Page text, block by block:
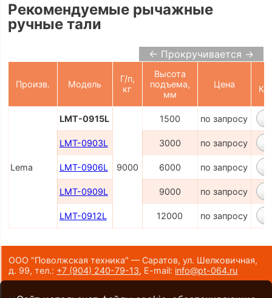
Рекомендуемые рычажные
ручные тали
← Прокручивается →
Произв. Модель
Г/п,
кг
Высота
подъема,
мм
Цена
Lema
LMT-0915L
9000
1500 по запросу
LMT-0903L 3000 по запросу
LMT-0906L 6000 по запросу
LMT-0909L 9000 по запросу
LMT-0912L 12000 по запросу
ООО "Поволжская техника" — Саратов, ул. Шелковичная,
д. 99,тел.: +7 (904) 240-79-13, E-mail: info@pt-064.ru